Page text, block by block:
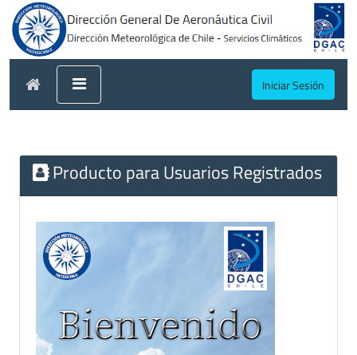
Iniciar Sesión
Producto para Usuarios Registrados